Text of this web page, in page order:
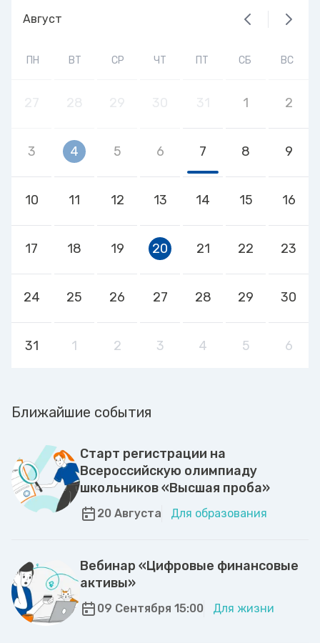
Август
ПН ВТ СР ЧТ ПТ СБ ВС
1 2
3 4 5 6 7 8 9
10 11 12 13 14 15 16
17 18 19 20 21 22 23
24 25 26 27 28 29 30
31 1 2 3 4 5 6
Ближайшие события
Старт регистрации на
Всероссийскую олимпиаду
школьников «Высшая проба»
20 Августа Для образования
Вебинар «Цифровые финансовые
активы»
09 Сентября 15:00 Для жизни